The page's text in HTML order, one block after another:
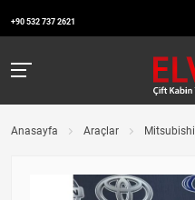
+90 532 737 2621
Anasayfa Araçlar Mitsubishi